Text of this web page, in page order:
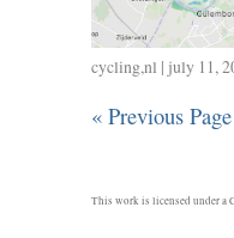
cycling,nl | july 11,
« Previous Page
This work is licensed under a